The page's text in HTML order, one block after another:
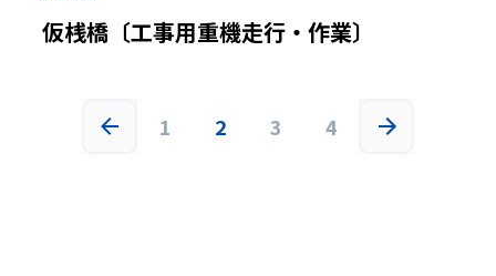
仮桟橋〔工事用重機走行・作業〕
1 2 3 4